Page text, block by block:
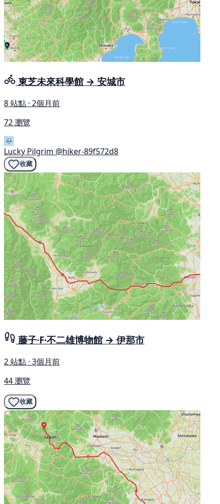
東芝未來科學館 → 安城市
8 站點 · 2個月前
72 瀏覽
Lucky Pilgrim @hiker-89f572d8
收藏
藤子·F·不二雄博物館 → 伊那市
2 站點 · 3個月前
44 瀏覽
收藏